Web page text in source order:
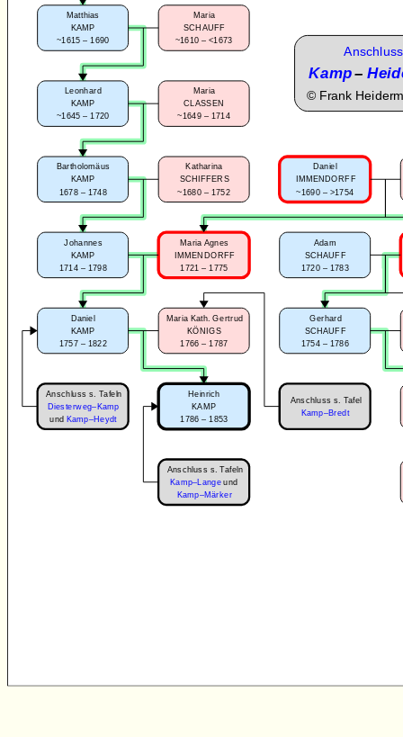
Heinrich
KAMP
1786 – 1853
Daniel
KAMP
1757 – 1822
Maria Kath. Gertrud
KÖNIGS
1766 – 1787
Johannes
KAMP
1714 – 1798
Maria Agnes
IMMENDORFF
1721 – 1775
Daniel
IMMENDORFF
~1690 – >1754
Adam
SCHAUFF
1720 – 1783
Gerhard
SCHAUFF
1754 – 1786
Bartholomäus
KAMP
1678 – 1748
Katharina
SCHIFFERS
~1680 – 1752
Leonhard
KAMP
~1645 – 1720
Maria
CLASSEN
~1649 – 1714
Matthias
KAMP
~1615 – 1690
Maria
SCHAUFF
~1610 – <1673
Anschluss s. Tafeln
Diesterweg–Kamp
undKamp–Heydt
Anschluss s. Tafeln
Kamp–Langeund
Kamp–Märker
Anschluss s. Tafel
Kamp–Bredt
Kamp–
© Frank